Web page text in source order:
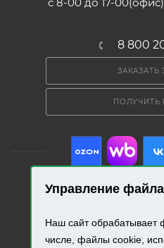
Управление
Наш сайт обрабатывает
числе, файлы cookie,
8 800
ЗАКАЗАТЬ
ПОЛУЧИТЬ